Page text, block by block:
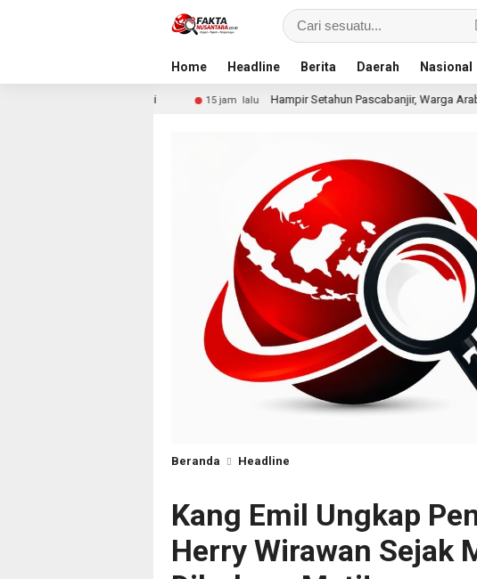
Home Headline Berita Daerah Nasional
Hampir Setahun Pascabanjir, Warga Arabungong Masih
Beranda Headline
Kang Emil Ungkap
Herry Wirawan Sejak